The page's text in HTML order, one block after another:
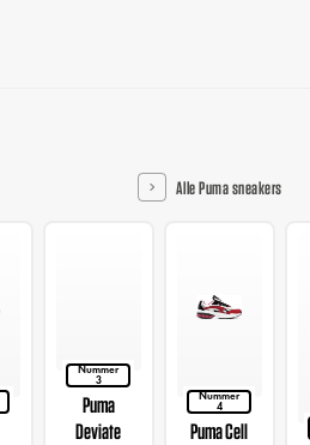
Alle Puma sneakers
Nummer
3
Puma
Deviate
Nummer
4
Puma Cell